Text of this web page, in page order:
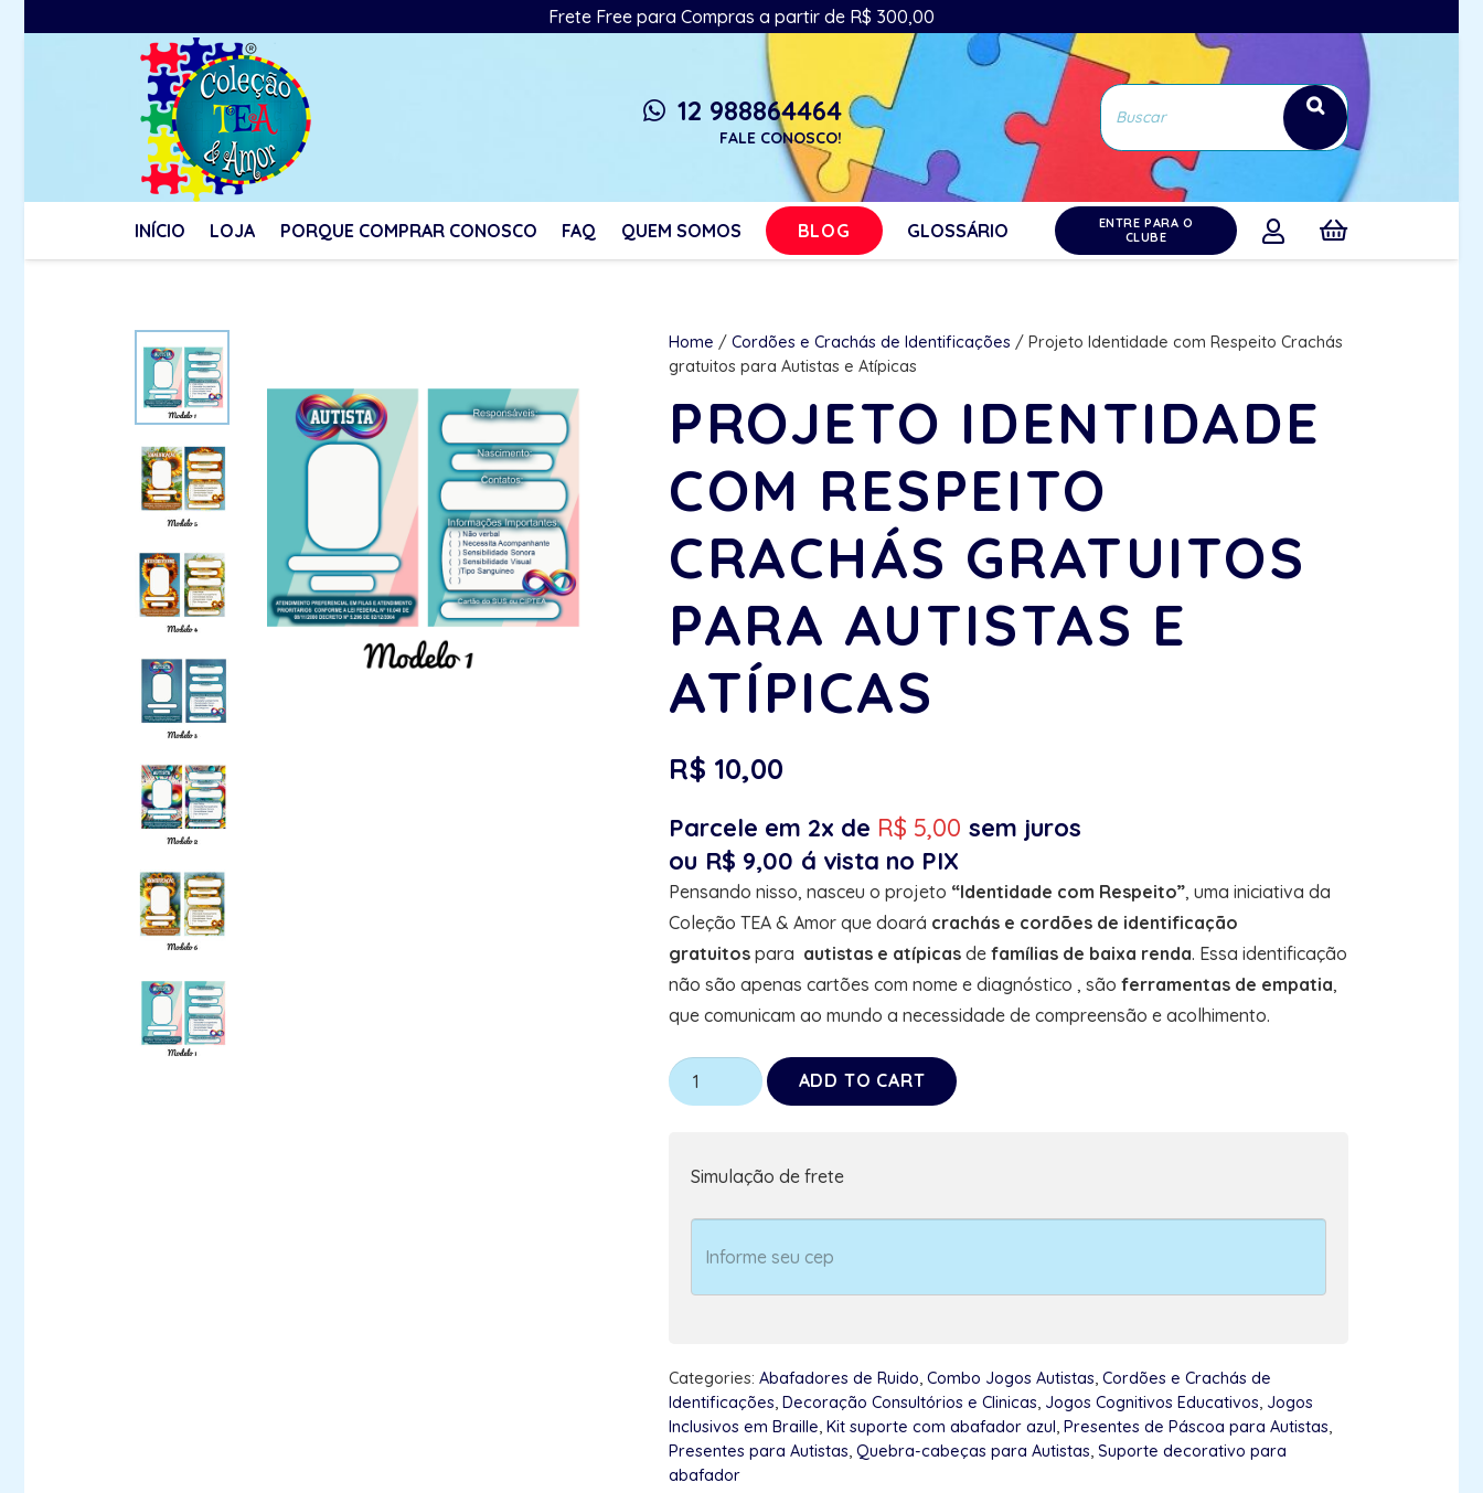
Frete Free para Compras a partir de R$ 300,00
whatsapp 12 988864464
FALE CONOSCO!
INÍCIO LOJA PORQUE COMPRAR CONOSCO FAQ QUEM SOMOS BLOG GLOSSÁRIO
ENTRE PARA O
CLUBE
Home / Cordões e Crachás de Identificações / Projeto Identidade com Respeito Crachás
gratuitos para Autistas e Atípicas
PROJETO IDENTIDADE
COM RESPEITO
CRACHÁS GRATUITOS
PARA AUTISTAS E
ATÍPICAS
R$ 10,00
Parcele em 2x de R$ 5,00 sem juros
ou R$ 9,00 á vista no PIX
Pensando nisso, nasceu o projeto “Identidade com Respeito”, uma iniciativa da
Coleção TEA & Amor que doará crachás e cordões de identificação
gratuitos para autistas e atípicas de famílias de baixa renda. Essa identificação
não são apenas cartões com nome e diagnóstico , são ferramentas de empatia,
que comunicam ao mundo a necessidade de compreensão e acolhimento.
Projeto
Identidade
Respeito
gratuitos
para
Autistas
quantity
ADD TO CART
Simulação de frete
Categories: Abafadores de Ruido, Combo Jogos Autistas, Cordões e Crachás de
Identificações, Decoração Consultórios e Clinicas, Jogos Cognitivos Educativos, Jogos
Inclusivos em Braille, Kit suporte com abafador azul, Presentes de Páscoa para Autistas,
Presentes para Autistas, Quebra-cabeças para Autistas, Suporte decorativo para
abafador